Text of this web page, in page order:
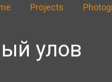
Projects
улов